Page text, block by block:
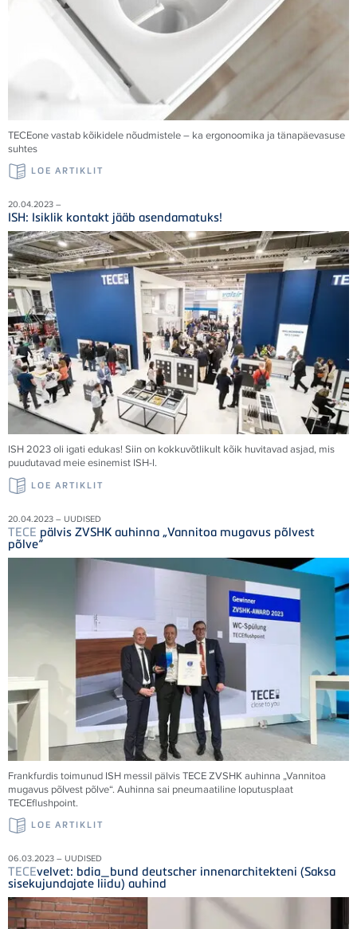
TECEone vastab kõikidele nõudmistele – ka ergonoomika ja tänapäevasuse
suhtes
LOE ARTIKLIT
20.04.2023 –
ISH: Isiklik kontakt jääb asendamatuks!
ISH 2023 oli igati edukas! Siin on kokkuvõtlikult kõik huvitavad asjad, mis
puudutavad meie esinemist ISH-l.
LOE ARTIKLIT
20.04.2023 – UUDISED
TECE pälvis ZVSHK auhinna „Vannitoa mugavus põlvest
põlve“
Frankfurdis toimunud ISH messil pälvisTECEZVSHK auhinna „Vannitoa
mugavus põlvest põlve“. Auhinna sai pneumaatiline loputusplaat
TECEflushpoint.
LOE ARTIKLIT
06.03.2023 – UUDISED
TECEvelvet: bdia_bund deutscher innenarchitekteni (Saksa
sisekujundajate liidu) auhind